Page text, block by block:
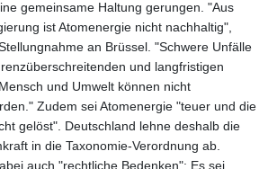
gemeinsame Haltung gerungen. "Aus
ist Atomenergie nicht nachhaltig",
an Brüssel. "Schwere Unfälle
und langfristigen
und Umwelt können nicht
Zudem sei Atomenergie "teuer und die
gelöst". Deutschland lehne deshalb die
in die Taxonomie-Verordnung ab.
auch "rechtliche Bedenken": Es sei